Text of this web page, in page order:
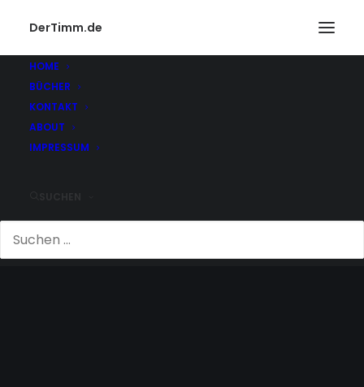
DerTimm.de
HOME
BÜCHER
KONTAKT
ABOUT
IMPRESSUM